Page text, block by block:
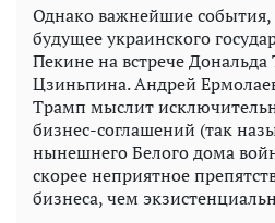
Однако важнейшие события,
будущее украинского
Пекине на встрече
Цзиньпина. Андрей
Трамп мыслит
бизнес-соглашений (так
нынешнего Белого дома
скорее неприятное
бизнеса, чем